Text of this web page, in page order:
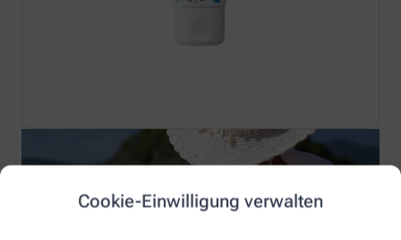
Cookie-Einwilligung verwalten